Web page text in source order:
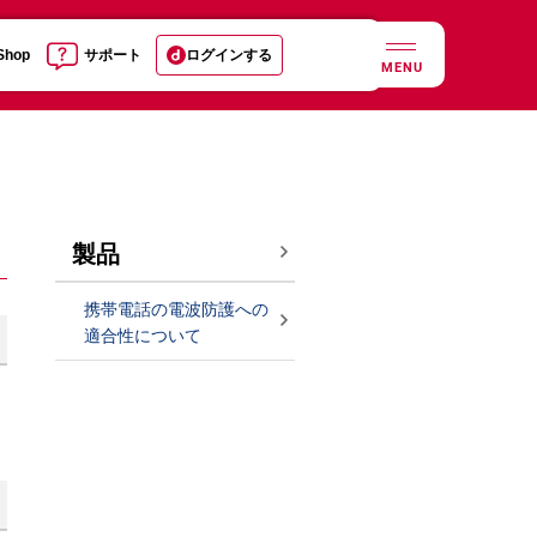
サポート ログインする
MENU
製品
携帯電話の電波防護への
適合性について